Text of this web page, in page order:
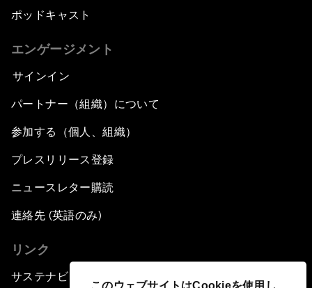
このウェブサイトはCookieを使用し
ポッドキャスト
エンゲージメント
サインイン
パートナー（組織）について
参加する（個人、組織）
プレスリリース登録
ニュースレター購読
連絡先 (英語のみ)
リンク
サステナビリティへの取り組み